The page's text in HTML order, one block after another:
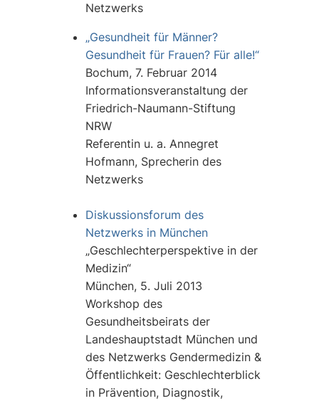
Netzwerks
„Gesundheit für Männer?
Gesundheit für Frauen? Für alle!“
Bochum, 7. Februar 2014
Informationsveranstaltung der
Friedrich-Naumann-Stiftung
NRW
Referentin u. a. Annegret
Hofmann, Sprecherin des
Netzwerks
Diskussionsforum des
Netzwerks in München
„Geschlechterperspektive in der
Medizin“
München, 5. Juli 2013
Workshop des
Gesundheitsbeirats der
Landeshauptstadt München und
des Netzwerks Gendermedizin &
Öffentlichkeit: Geschlechterblick
in Prävention, Diagnostik,